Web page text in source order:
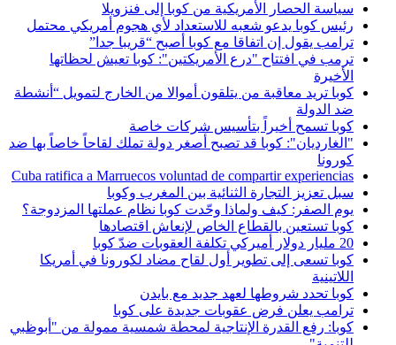
سياسة الحصار الأمريكية من كوبا إلى فنزويلا
رئيس كوبا يدعو شعبه للاستعداد لأي هجوم أمريكي محتمل
ترامب يقول إن اتفاقا مع كوبا أصبح “قريبا جدا”
ترمب في افتتاح "درع الأمريكتين": كوبا تعيش لحظاتها
الأخيرة
كوبا تريد معاقبة من يتلقون أموالا من الخارج لتمويل “أنشطة
ضد الدولة
كوبا تسمح أخيراً بتأسيس شركات خاصة
"الغارديان": كوبا قد تصبح أصغر دولة تملك لقاحاً خاصاً بها ضد
كورونا
Cuba ratifica a Marruecos voluntad de compartir experiencias
سبل تعزيز التجارة الثنائية بين المغرب وكوبا
يوم الصفر: كيف ولماذا وحّدت كوبا نظام عملتها المزدوجة؟
كوبا تستعين بالقطاع الخاص لإنعاش اقتصادها
20 مليار دولار أميركي تكلفة العقوبات ضدّ كوبا
كوبا تسعى إلى تطوير أول لقاح مضاد لكورونا في أمريكا
اللاتينية
كوبا تحدد شروطها لعهد جديد مع بايدن
ترامب يعلن فرض عقوبات جديدة على كوبا
كوبا: رفع القدرة الإنتاجية لمحطة شمسية ممولة من "أبوظبي